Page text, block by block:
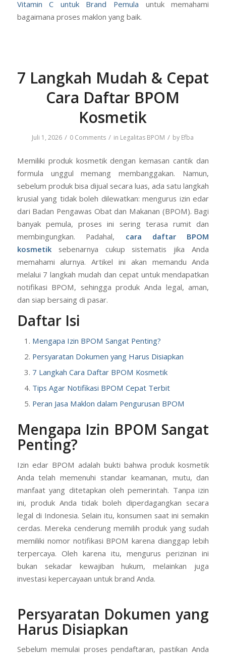
Vitamin C untuk Brand Pemula untuk memahami
bagaimana proses maklon yang baik.
7 Langkah Mudah & Cepat
Cara Daftar BPOM
Kosmetik
Juli 1, 2026 / 0 Comments / in Legalitas BPOM / by Efba
Memiliki produk kosmetik dengan kemasan cantik dan
formula unggul memang membanggakan. Namun,
sebelum produk bisa dijual secara luas, ada satu langkah
krusial yang tidak boleh dilewatkan: mengurus izin edar
dari Badan Pengawas Obat dan Makanan (BPOM). Bagi
banyak pemula, proses ini sering terasa rumit dan
membingungkan. Padahal, cara daftar BPOM
kosmetiksebenarnya cukup sistematis jika Anda
memahami alurnya. Artikel ini akan memandu Anda
melalui 7 langkah mudah dan cepat untuk mendapatkan
notifikasi BPOM, sehingga produk Anda legal, aman,
dan siap bersaing di pasar.
Daftar Isi
Mengapa Izin BPOM Sangat Penting?
Persyaratan Dokumen yang Harus Disiapkan
7 Langkah Cara Daftar BPOM Kosmetik
Tips Agar Notifikasi BPOM Cepat Terbit
Peran Jasa Maklon dalam Pengurusan BPOM
Mengapa Izin BPOM Sangat
Penting?
Izin edar BPOM adalah bukti bahwa produk kosmetik
Anda telah memenuhi standar keamanan, mutu, dan
manfaat yang ditetapkan oleh pemerintah. Tanpa izin
ini, produk Anda tidak boleh diperdagangkan secara
legal di Indonesia. Selain itu, konsumen saat ini semakin
cerdas. Mereka cenderung memilih produk yang sudah
memiliki nomor notifikasi BPOM karena dianggap lebih
terpercaya. Oleh karena itu, mengurus perizinan ini
bukan sekadar kewajiban hukum, melainkan juga
investasi kepercayaan untuk brand Anda.
Persyaratan Dokumen yang
Harus Disiapkan
Sebelum memulai proses pendaftaran, pastikan Anda